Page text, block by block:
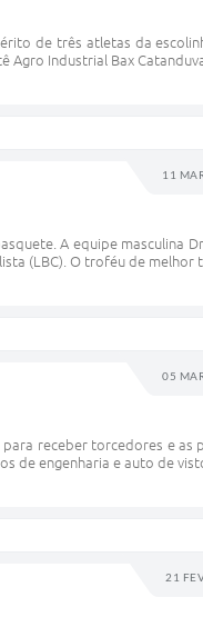
de três atletas da
Agro Industrial Bax
11
A equipe masculina
(LBC). O troféu de melhor
05
receber torcedores e as
de engenharia e auto de
21